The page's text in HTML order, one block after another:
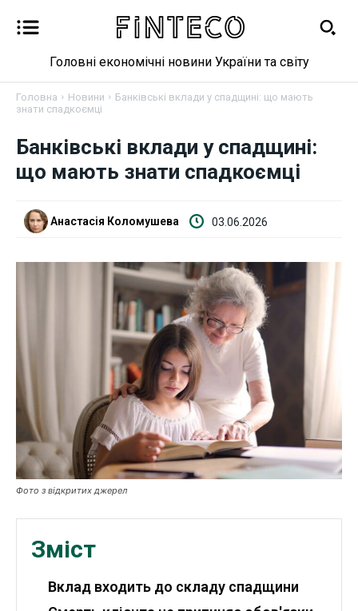
Фінанси
Валютний ринок
Криптовалюта
Робота і освіта
Публікації
ФОП
Курс валют
Головні економічні новини України та світу
Головна Новини
Банківські вклади у спадщині: що мають
знати спадкоємці
Банківські вклади у спадщині:
що мають знати спадкоємці
Анастасія Коломушева 03.06.2026
Фото з відкритих джерел
Зміст
Вклад входить до складу спадщини